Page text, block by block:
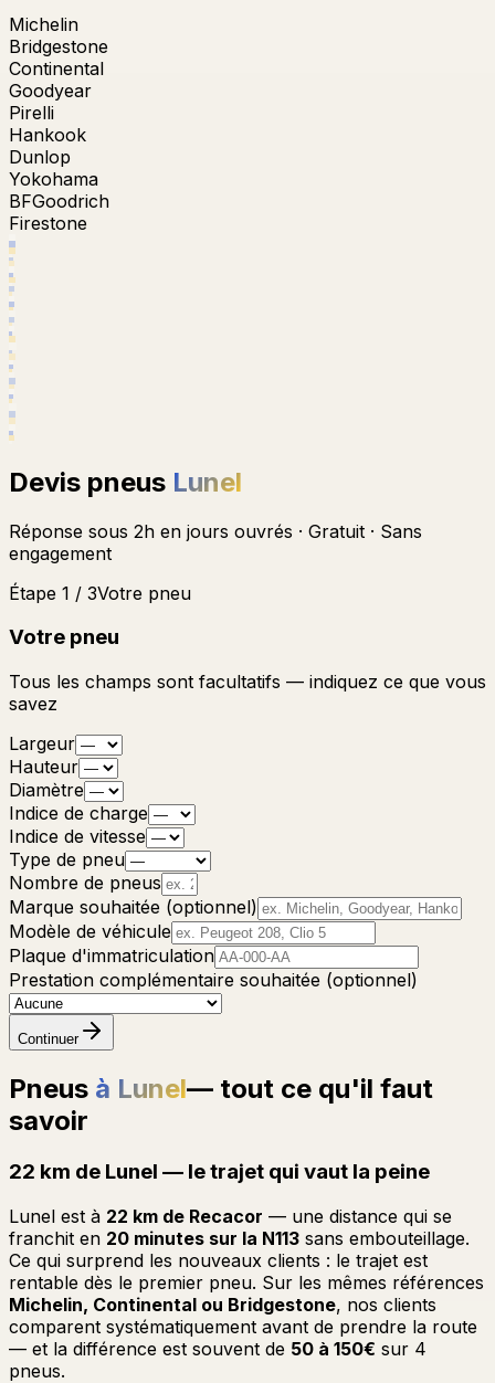
Michelin
Bridgestone
Continental
Goodyear
Pirelli
Hankook
Dunlop
Yokohama
BFGoodrich
Firestone
Devis pneus Lunel
Réponse sous 2h en jours ouvrés · Gratuit · Sans
engagement
Étape 1 / 3Votre pneu
Votre pneu
Tous les champs sont facultatifs — indiquez ce que vous
savez
Largeur
Hauteur
Diamètre
Indice de charge
Indice de vitesse
Type de pneu
Nombre de pneus
Marque souhaitée (optionnel)
Modèle de véhicule
Plaque d'immatriculation
Prestation complémentaire souhaitée (optionnel)
Continuer
Pneus à Lunel— tout ce qu'il faut
savoir
22 km de Lunel — le trajet qui vaut la peine
Lunel est à 22 km de Recacor — une distance qui se
franchit en 20 minutes sur la N113 sans embouteillage.
Ce qui surprend les nouveaux clients : le trajet est
rentable dès le premier pneu. Sur les mêmes références
Michelin, Continental ou Bridgestone, nos clients
comparent systématiquement avant de prendre la route
— et la différence est souvent de 50 à 150€ sur 4
pneus.